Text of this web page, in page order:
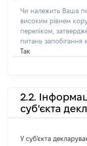
Чи належить Ваша
високим рівнем
переліком,
питань запобігання
Так
2.2.
суб'єкта
У суб'єкта